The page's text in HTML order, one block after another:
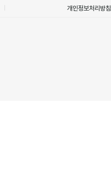
개인정보처리방침